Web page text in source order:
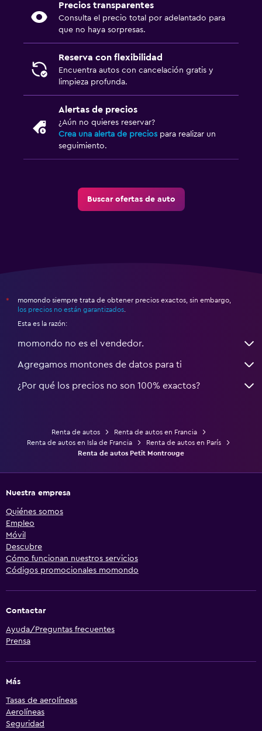
Precios transparentes
Consulta el precio total por adelantado para
que no haya sorpresas.
Reserva con flexibilidad
Encuentra autos con cancelación gratis y
limpieza profunda.
Alertas de precios
¿Aún no quieres reservar?
Crea una alerta de precios para realizar un
seguimiento.
Buscar ofertas de auto
*
momondo siempre trata de obtener precios exactos, sin embargo,
los precios no están garantizados.
Esta es la razón:
momondo no es el vendedor.
Agregamos montones de datos para ti
¿Por qué los precios no son 100% exactos?
Renta de autos
Renta de autos en Francia
Renta de autos en Isla de Francia
Renta de autos en París
Renta de autos Petit Montrouge
Nuestra empresa
Quiénes somos
Empleo
Móvil
Descubre
Cómo funcionan nuestros servicios
Códigos promocionales momondo
Contactar
Ayuda/Preguntas frecuentes
Prensa
Más
Tasas de aerolíneas
Aerolíneas
Seguridad